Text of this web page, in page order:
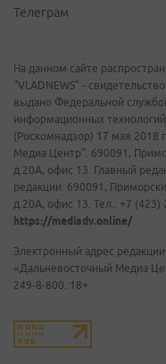
Телеграм
На данном сайте
"VLADNEWS" -
выдано Федеральной
информационных
(Роскомнадзор) 17 мая 2018
Медиа Центр". 690091,
д.20А, офис 13. Главный
редакции: 690091,
д.20А, офис 13. Тел.: +7 (423)
https://mediadv.online/
Электронный адрес
«Дальневосточный Медиа
249-8-800. 18+